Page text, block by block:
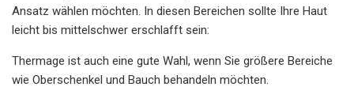
Ansatz wählen möchten. In diesen Bereichen sollte Ihre Haut
leicht bis mittelschwer erschlafft sein:
Thermage ist auch eine gute Wahl, wenn Sie größere Bereiche
wie Oberschenkel und Bauch behandeln möchten.